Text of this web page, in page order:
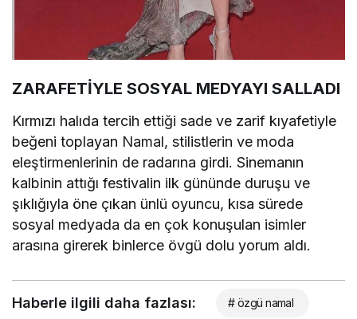
ZARAFETİYLE SOSYAL MEDYAYI SALLADI
Kırmızı halıda tercih ettiği sade ve zarif kıyafetiyle
beğeni toplayan Namal, stilistlerin ve moda
eleştirmenlerinin de radarına girdi. Sinemanın
kalbinin attığı festivalin ilk gününde duruşu ve
şıklığıyla öne çıkan ünlü oyuncu, kısa sürede
sosyal medyada da en çok konuşulan isimler
arasına girerek binlerce övgü dolu yorum aldı.
Haberle ilgili daha fazlası: # özgü namal